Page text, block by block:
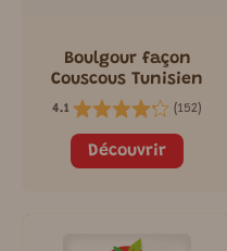
Boulgour façon
Couscous Tunisien
4.1 (152)
Découvrir